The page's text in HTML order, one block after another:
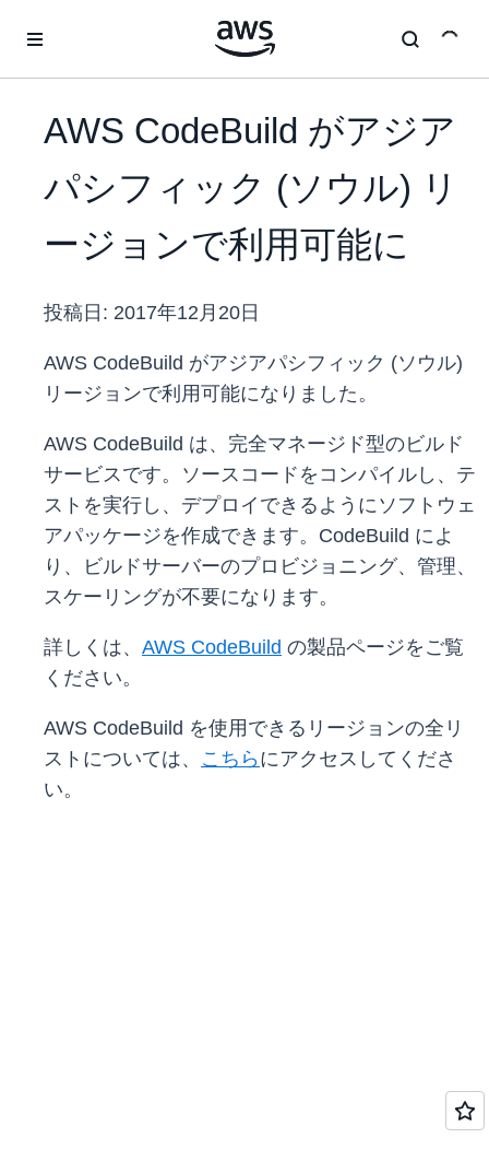
AWS CodeBuild がアジア
パシフィック (ソウル) リ
ージョンで利用可能に
投稿日: 2017年12月20日
AWS CodeBuild がアジアパシフィック (ソウル)
リージョンで利用可能になりました。
AWS CodeBuild は、完全マネージド型のビルド
サービスです。ソースコードをコンパイルし、テ
ストを実行し、デプロイできるようにソフトウェ
アパッケージを作成できます。CodeBuild によ
り、ビルドサーバーのプロビジョニング、管理、
スケーリングが不要になります。
詳しくは、 AWS CodeBuild の製品ページをご覧
ください。
AWS CodeBuild を使用できるリージョンの全リ
ストについては、 こちらにアクセスしてくださ
い。